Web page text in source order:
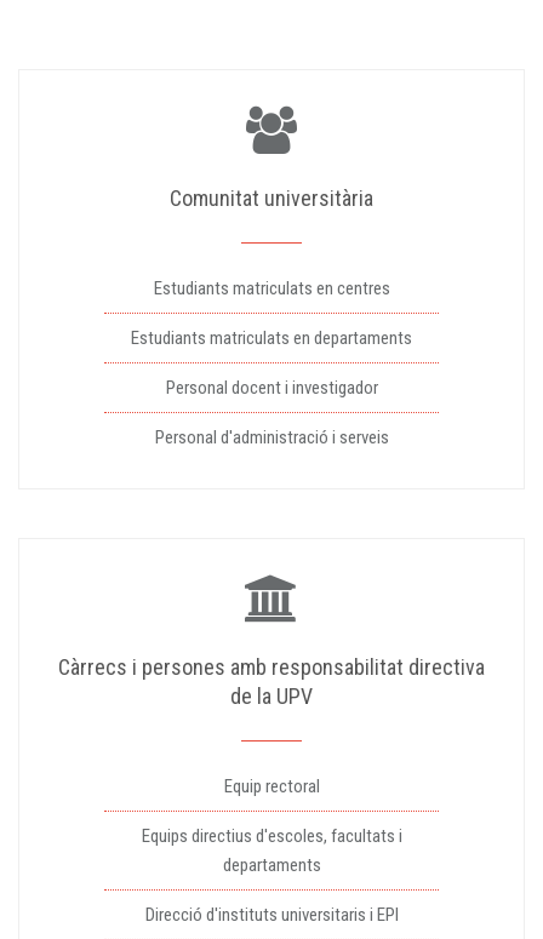
Comunitat universitària
Estudiants matriculats en centres
Estudiants matriculats en departaments
Personal docent i investigador
Personal d'administració i serveis
Càrrecs i persones amb responsabilitat directiva
de la UPV
Equip rectoral
Equips directius d'escoles, facultats i
departaments
Direcció d'instituts universitaris i EPI